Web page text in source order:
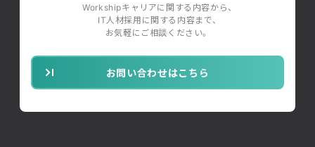
Workshipキャリアに関する内容から、
IT人材採用に関する内容まで、
お気軽にご相談ください。
お問い合わせはこちら